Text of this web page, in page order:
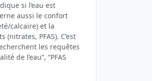
si l’eau est
aussi le confort
calcaire) et la
PFAS). C’est
les requêtes
de l’eau”, “PFAS